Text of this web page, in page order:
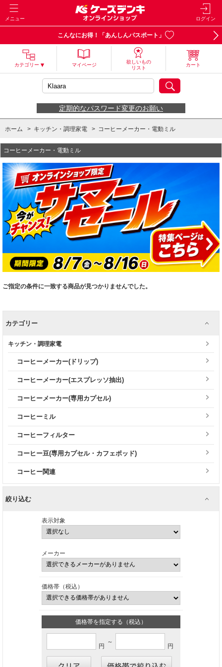
メニュー ログイン
こんなにお得！「あんしんパスポート」
カテゴリー マイページ
欲しいもの
リスト
カート
定期的なパスワード変更のお願い
ホーム > キッチン・調理家電 > コーヒーメーカー・電動ミル
コーヒーメーカー・電動ミル
ご指定の条件に一致する商品が見つかりませんでした。
カテゴリー
キッチン・調理家電
コーヒーメーカー(ドリップ)
コーヒーメーカー(エスプレッソ抽出)
コーヒーメーカー(専用カプセル)
コーヒーミル
コーヒーフィルター
コーヒー豆(専用カプセル・カフェポッド)
コーヒー関連
絞り込む
表示対象
メーカー
価格帯（税込）
価格帯を指定する（税込）
円
～
円